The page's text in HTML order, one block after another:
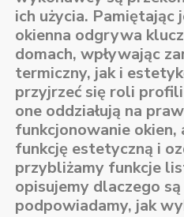
ich użycia. Pamiętając
okienna odgrywa
domach, wpływając
termiczny, jak i
przyjrzeć się roli
one oddziałują na
funkcjonowanie okien,
funkcję estetyczną i
przybliżamy funkcje
opisujemy dlaczego
podpowiadamy, jak